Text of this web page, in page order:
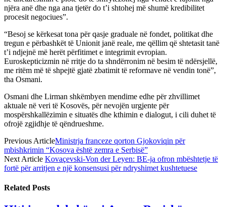
njëra anë dhe nga ana tjetër do t’i shtohej më shumë kredibilitet
procesit negociues”.
“Besoj se kërkesat tona për qasje graduale në fondet, politikat dhe
tregun e përbashkët të Unionit janë reale, me qëllim që shtetasit tanë
t’i ndjejnë më herët përfitimet e integrimit evropian.
Euroskepticizmin në rritje do ta shndërronim në besim të ndërsjellë,
me ritëm më të shpejtë gjatë zbatimit të reformave në vendin tonë”,
tha Osmani.
Osmani dhe Lirman shkëmbyen mendime edhe për zhvillimet
aktuale në veri të Kosovës, për nevojën urgjente për
mospërshkallëzimin e situatës dhe kthimin e dialogut, i cili duhet të
ofrojë zgjidhje të qëndrueshme.
Previous ArticleMinistrja franceze qorton Gjokoviqin për
mbishkrimin “Kosova është zemra e Serbisë”
Next Article Kovaçevski-Von der Leyen: BE-ja ofron mbështetje të
fortë për arritjen e një konsensusi për ndryshimet kushtetuese
Related Posts